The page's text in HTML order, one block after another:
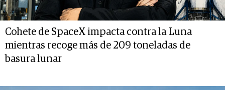
Cohete de SpaceX impacta contra la Luna
mientras recoge más de 209 toneladas de
basura lunar